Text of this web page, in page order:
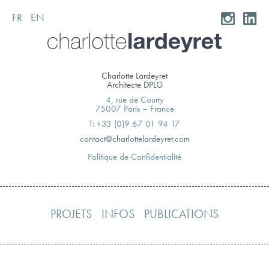
Skip
to
FR EN
Charlotte Lardeyret
Architecte DPLG
4, rue de Courty
75007 Paris – France
T: +33 (0)9 67 01 94 17
moc.teryedralettolrahc@tcatnoc
Politique de Confidentialité
PROJETS INFOS PUBLICATIONS